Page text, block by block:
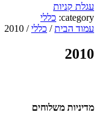
עגלת קניות
category: כללי
עמוד הבית/ כללי/ 2010
2010
מדיניות משלוחים